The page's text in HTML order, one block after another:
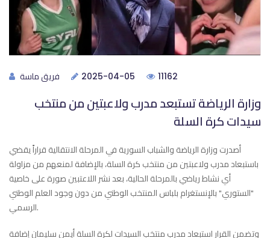
فريق ماسة 2025-04-05 11162
وزارة الرياضة تستبعد مدرب ولاعبتين من منتخب
سيدات كرة السلة
أصدرت وزارة الرياضة والشباب السورية في المرحلة الانتقالية قراراً يقضي
باستبعاد مدرب ولاعبتين من منتخب كرة السلة، بالإضافة لمنعهم من مزاولة
أي نشاط رياضي بالمرحلة الحالية، بعد نشر اللاعتبين صورة على خاصية
"الستوري" بالإنستغرام بلباس المنتخب الوطني من دون وجود العلم الوطني
الرسمي.
وتضمن القرار استبعاد مدرب منتخب السيدات لكرة السلة أيمن سليمان إضافة